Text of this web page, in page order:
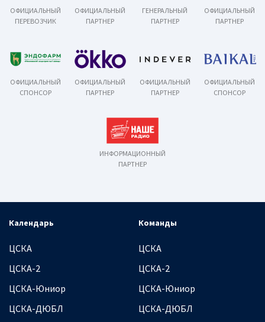
ОФИЦИАЛЬНЫЙ
ПЕРЕВОЗЧИК
ОФИЦИАЛЬНЫЙ
ПАРТНЕР
ГЕНЕРАЛЬНЫЙ
ПАРТНЕР
ОФИЦИАЛЬНЫЙ
ПАРТНЕР
ОФИЦИАЛЬНЫЙ
СПОНСОР
ОФИЦИАЛЬНЫЙ
ПАРТНЕР
ОФИЦИАЛЬНЫЙ
ПАРТНЕР
ОФИЦИАЛЬНЫЙ
СПОНСОР
ИНФОРМАЦИОННЫЙ
ПАРТНЕР
Календарь
ЦСКА
ЦСКА-2
ЦСКА-Юниор
ЦСКА-ДЮБЛ
Команды
ЦСКА
ЦСКА-2
ЦСКА-Юниор
ЦСКА-ДЮБЛ